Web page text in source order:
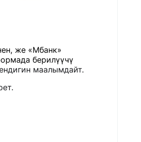
же «Мбанк»
берилүүчү
маалымдайт.